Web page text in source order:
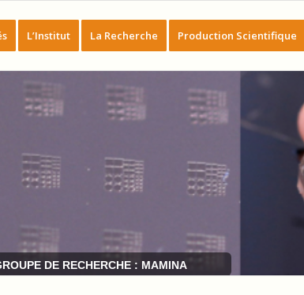
L’Institut La Recherche Production Scientifique
DE RECHERCHE : MAMINA